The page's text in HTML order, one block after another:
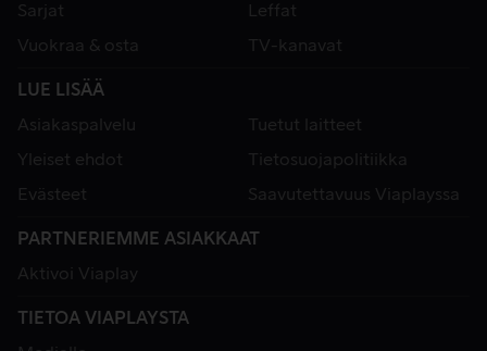
Sarjat
Leffat
Vuokraa & osta
TV-kanavat
LUE LISÄÄ
Asiakaspalvelu
Tuetut laitteet
Yleiset ehdot
Tietosuojapolitiikka
Evästeet
Saavutettavuus Viaplayssa
PARTNERIEMME ASIAKKAAT
Aktivoi Viaplay
TIETOA VIAPLAYSTA